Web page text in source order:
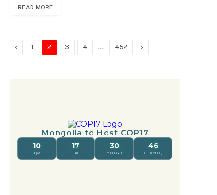
уламжлалыг хослуулсан аялал жуулчлалын онцгой бүс
газрын чулуу нь Мандалговь хотоос зүүн урагш 80
км-т орших бөгөөд хойноос урагш 20 орчим км
хад, Боов хад, Лусын эзэн,…
READ MORE
Previous
1 2 3 4 … 452 Next